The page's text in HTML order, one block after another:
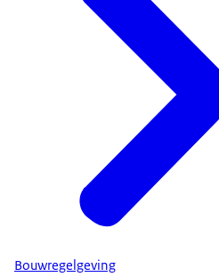
Bouwregelgeving